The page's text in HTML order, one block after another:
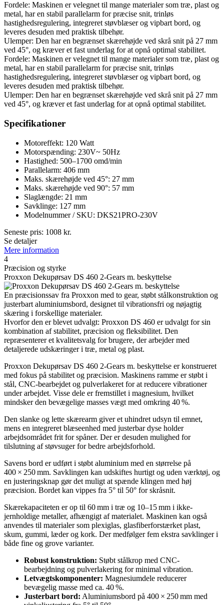
Fordele: Maskinen er velegnet til mange materialer som træ, plast og
metal, har en stabil parallelarm for præcise snit, trinløs
hastighedsregulering, integreret støvblæser og vipbart bord, og
leveres desuden med praktisk tilbehør.
Ulemper: Den har en begrænset skærehøjde ved skrå snit på 27 mm
ved 45°, og kræver et fast underlag for at opnå optimal stabilitet.
Fordele: Maskinen er velegnet til mange materialer som træ, plast og
metal, har en stabil parallelarm for præcise snit, trinløs
hastighedsregulering, integreret støvblæser og vipbart bord, og
leveres desuden med praktisk tilbehør.
Ulemper: Den har en begrænset skærehøjde ved skrå snit på 27 mm
ved 45°, og kræver et fast underlag for at opnå optimal stabilitet.
Specifikationer
Motoreffekt: 120 Watt
Motorspænding: 230V~ 50Hz
Hastighed: 500–1700 omd/min
Parallelarm: 406 mm
Maks. skærehøjde ved 45°: 27 mm
Maks. skærehøjde ved 90°: 57 mm
Slaglængde: 21 mm
Savklinge: 127 mm
Modelnummer / SKU: DKS21PRO-230V
Seneste pris: 1008 kr.
Se detaljer
Mere information
4
Præcision og styrke
Proxxon Dekupørsav DS 460 2-Gears m. beskyttelse
En præcisionssav fra Proxxon med to gear, støbt stålkonstruktion og
justerbart aluminiumsbord, designet til vibrationsfri og nøjagtig
skæring i forskellige materialer.
Hvorfor den er blevet udvalgt: Proxxon DS 460 er udvalgt for sin
kombination af stabilitet, præcision og fleksibilitet. Den
repræsenterer et kvalitetsvalg for brugere, der arbejder med
detaljerede udskæringer i træ, metal og plast.
Proxxon Dekupørsav DS 460 2-Gears m. beskyttelse er konstrueret
med fokus på stabilitet og præcision. Maskinens ramme er støbt i
stål, CNC-bearbejdet og pulverlakeret for at reducere vibrationer
under arbejdet. Visse dele er fremstillet i magnesium, hvilket
mindsker den bevægelige masses vægt med omkring 40 %.
Den slanke og lette skærearm giver et uhindret udsyn til emnet,
mens en integreret blæseenhed med justerbar dyse holder
arbejdsområdet frit for spåner. Der er desuden mulighed for
tilslutning af støvsuger for bedre arbejdsforhold.
Savens bord er udført i støbt aluminium med en størrelse på
400 × 250 mm. Savklingen kan udskiftes hurtigt og uden værktøj, og
en justeringsknap gør det muligt at spænde klingen med høj
præcision. Bordet kan vippes fra 5° til 50° for skråsnit.
Skærekapaciteten er op til 60 mm i træ og 10–15 mm i ikke-
jernholdige metaller, afhængigt af materialet. Maskinen kan også
anvendes til materialer som plexiglas, glasfiberforstærket plast,
skum, gummi, læder og kork. Der medfølger fem ekstra savklinger i
både fine og grove varianter.
Robust konstruktion: Støbt stålkrop med CNC-
bearbejdning og pulverlakering for minimal vibration.
Letvægtskomponenter: Magnesiumdele reducerer
bevægelig masse med ca. 40 %.
Justerbart bord: Aluminiumsbord på 400 × 250 mm med